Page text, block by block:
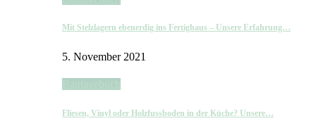
Mit Stelzlagern ebenerdig ins Fertighaus – Unsere Erfahrung…
5. November 2021
Fliesen, Vinyl oder Holzfussboden in der Küche? Unsere…